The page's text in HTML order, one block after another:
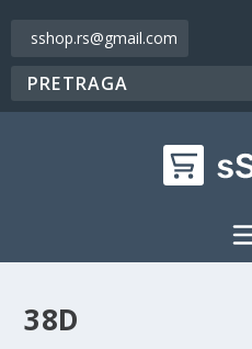
sshop.rs@gmail.com
38D